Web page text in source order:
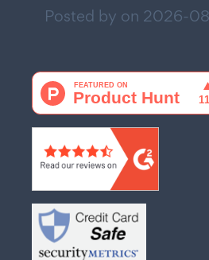
Posted by on 2026-